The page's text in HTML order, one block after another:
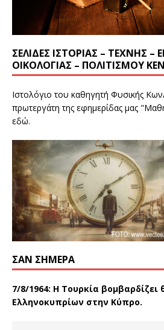
ΣΕΛΊΔΕΣ ΙΣΤΟΡΊΑΣ – ΤΈΧΝΗΣ –
ΟΙΚΟΛΟΓΊΑΣ – ΠΟΛΙΤΙΣΜΟΎ
Ιστολόγιο του καθηγητή Φυσικής
πρωτεργάτη της εφημερίδας μας
εδώ.
ΣΑΝ ΣΉΜΕΡΑ
7/8/1964: Η Τουρκία βομβαρδίζει
Ελληνοκυπρίων στην Κύπρο.